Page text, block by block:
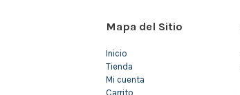
Mapa del Sitio
Inicio
Tienda
Mi cuenta
Carrito